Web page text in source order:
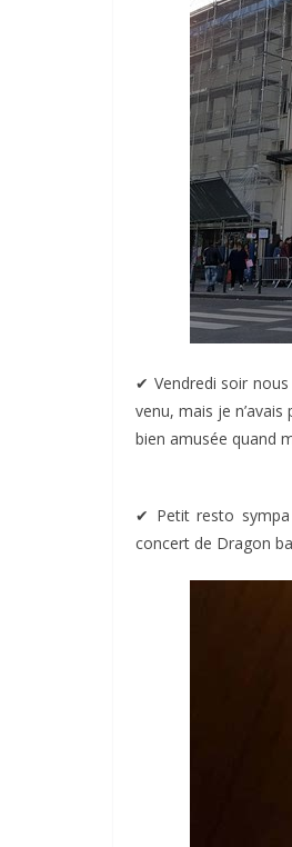
✔︎ Vendredi soir nous
venu, mais je
bien amusée quand
✔︎ Petit resto sympa
concert de Dragon